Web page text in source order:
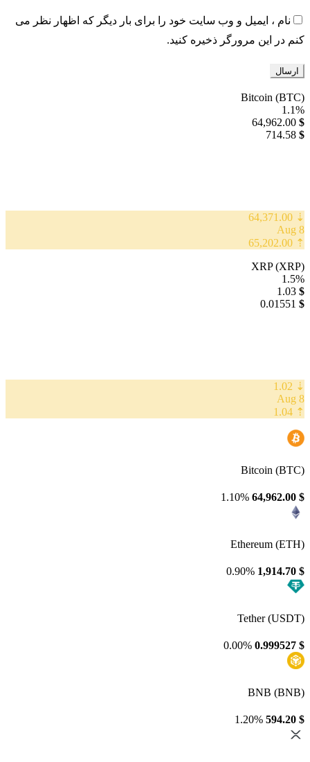
نام ، ایمیل و وب سایت خود را برای بار دیگر که اظهار نظر می
کنم در این مرورگر ذخیره کنید.
Bitcoin (BTC)
1.1%
$
64,962.00
$
714.58
⇣ 64,371.00
8 Aug
⇡ 65,202.00
XRP (XRP)
1.5%
$
1.03
$
0.01551
⇣ 1.02
8 Aug
⇡ 1.04
Bitcoin (BTC)
$
64,962.00
1.10%
Ethereum (ETH)
$
1,914.70
0.90%
Tether (USDT)
$
0.999527
0.00%
BNB (BNB)
$
594.20
1.20%